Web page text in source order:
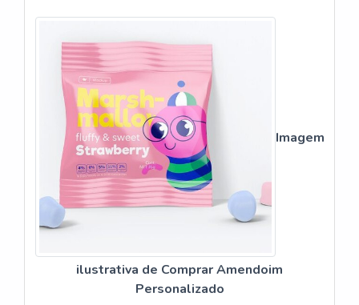
Imagem
ilustrativa de Comprar Amendoim
Personalizado